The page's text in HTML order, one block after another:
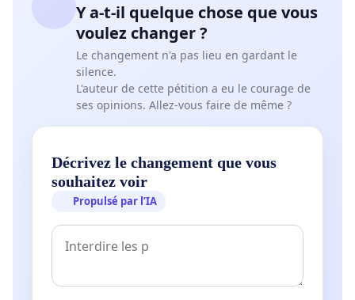
Y a-t-il quelque chose que vous
voulez changer ?
Le changement n'a pas lieu en gardant le
silence.
L'auteur de cette pétition a eu le courage de
ses opinions. Allez-vous faire de même ?
Décrivez le changement que vous
souhaitez voir
Propulsé par l’IA